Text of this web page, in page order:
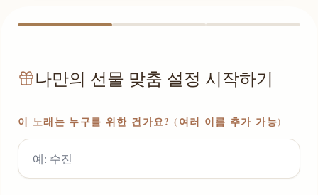
나만의 선물 맞춤 설정 시작하기
이 노래는 누구를 위한 건가요? (여러 이름 추가 가능)